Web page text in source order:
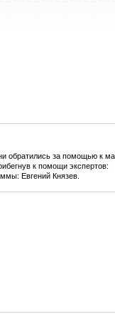
обратились за помощью к
к помощи экспертов:
Евгений Князев.